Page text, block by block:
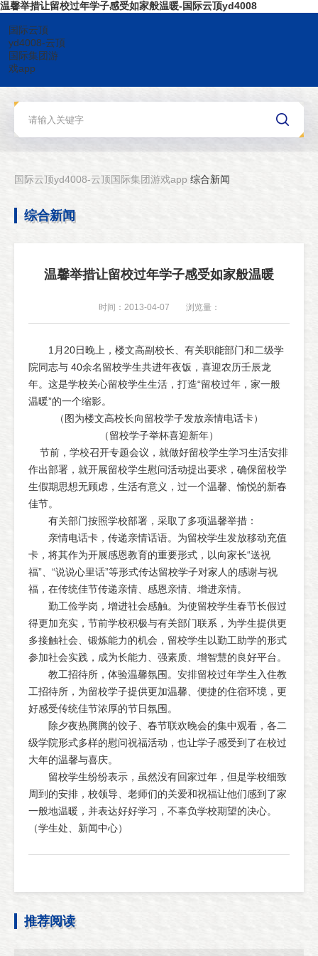
温馨举措让留校过年学子感受如家般温暖-国际云顶yd4008
国际云顶
yd4008-云顶
国际集团游
戏app
国际云顶yd4008-云顶国际集团游戏app 综合新闻
综合新闻
温馨举措让留校过年学子感受如家般温暖
时间：2013-04-07 浏览量：
1月20日晚上，楼文高副校长、有关职能部门和二级学
院同志与 40余名留校学生共进年夜饭，喜迎农历壬辰龙
年。这是学校关心留校学生生活，打造“留校过年，家一般
温暖”的一个缩影。
（图为楼文高校长向留校学子发放亲情电话卡）
（留校学子举杯喜迎新年）
节前，学校召开专题会议，就做好留校学生学习生活安排
作出部署，就开展留校学生慰问活动提出要求，确保留校学
生假期思想无顾虑，生活有意义，过一个温馨、愉悦的新春
佳节。
有关部门按照学校部署，采取了多项温馨举措：
亲情电话卡，传递亲情话语。为留校学生发放移动充值
卡，将其作为开展感恩教育的重要形式，以向家长“送祝
福”、“说说心里话”等形式传达留校学子对家人的感谢与祝
福，在传统佳节传递亲情、感恩亲情、增进亲情。
勤工俭学岗，增进社会感触。为使留校学生春节长假过
得更加充实，节前学校积极与有关部门联系，为学生提供更
多接触社会、锻炼能力的机会，留校学生以勤工助学的形式
参加社会实践，成为长能力、强素质、增智慧的良好平台。
教工招待所，体验温馨氛围。安排留校过年学生入住教
工招待所，为留校学子提供更加温馨、便捷的住宿环境，更
好感受传统佳节浓厚的节日氛围。
除夕夜热腾腾的饺子、春节联欢晚会的集中观看，各二
级学院形式多样的慰问祝福活动，也让学子感受到了在校过
大年的温馨与喜庆。
留校学生纷纷表示，虽然没有回家过年，但是学校细致
周到的安排，校领导、老师们的关爱和祝福让他们感到了家
一般地温暖，并表达好好学习，不辜负学校期望的决心。
（学生处、新闻中心）
推荐阅读